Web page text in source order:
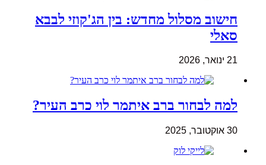
חישוב מסלול מחדש: בין הג'קוזי לבבא
סאלי
21 ינואר, 2026
למה לבחור ברב איתמר לוי כרב העיר?
30 אוקטובר, 2025